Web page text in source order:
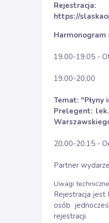
Rejestracja:
https://
Harmonogram
19.00-19.05 -
19.00-20.00
Temat: "Płyny
Prelegent:
20.00-20.15 -
Partner
Uwagi
Rejestracja
osób
rejestracji.